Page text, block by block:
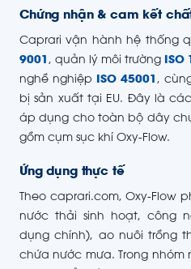
Chứng nhận & cam kết
Caprari vận hành hệ thống
9001 , quản lý môi trường ISO
nghề nghiệp ISO 45001,
bị sản xuất tại EU. Đây là
áp dụng cho toàn bộ dây
gồm cụm sục khí Oxy-Flow.
Ứng dụng thực tế
Theo caprari.com, Oxy-Flow
nước thải sinh hoạt, công
dụng chính), ao nuôi trồng
chứa nước mưa. Trong nhóm